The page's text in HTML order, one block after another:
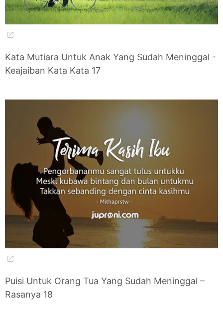
Kata Mutiara Untuk Anak Yang Sudah Meninggal -
Keajaiban Kata Kata 17
Puisi Untuk Orang Tua Yang Sudah Meninggal –
Rasanya 18